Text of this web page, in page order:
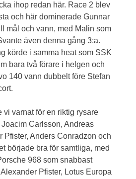
ihop redan här. Race 2 blev
och här dominerade Gunnar
mål och vann, med Malin som
även denna gång 3:a.
körde i samma heat som SSK
bara två förare i helgen och
140 vann dubbelt före Stefan
vi varnat för en riktig rysare
Carlsson, Andreas
Pfister, Anders Conradzon och
började bra för samtliga, med
968 som snabbast
Pfister, Lotus Europa